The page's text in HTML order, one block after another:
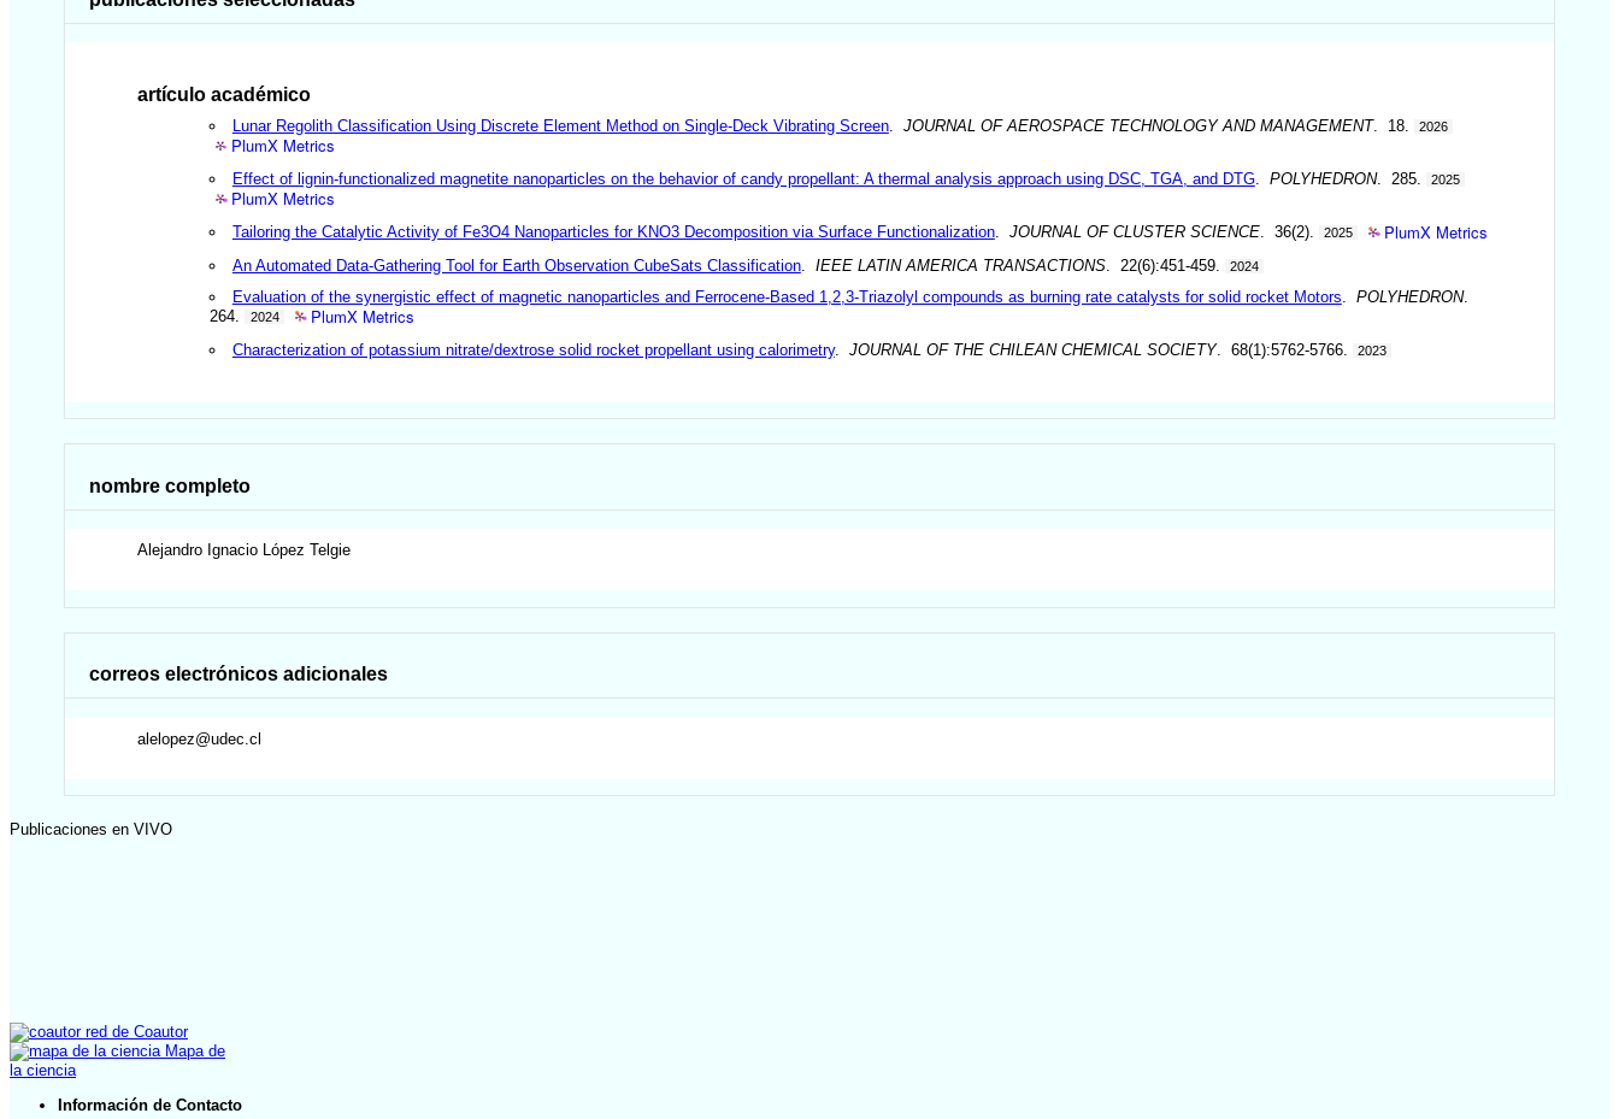
artículo académico
Lunar Regolith Classification Using Discrete Element Method on Single-Deck Vibrating Screen. JOURNAL OF AEROSPACE TECHNOLOGY AND MANAGEMENT. 18. 2026
PlumX Metrics
Effect of lignin-functionalized magnetite nanoparticles on the behavior of candy propellant: A thermal analysis approach using DSC, TGA, and DTG. POLYHEDRON. 285. 2025
PlumX Metrics
Tailoring the Catalytic Activity of Fe3O4 Nanoparticles for KNO3 Decomposition via Surface Functionalization. JOURNAL OF CLUSTER SCIENCE. 36(2). 2025 PlumX Metrics
An Automated Data-Gathering Tool for Earth Observation CubeSats Classification. IEEE LATIN AMERICA TRANSACTIONS. 22(6):451-459. 2024
Evaluation of the synergistic effect of magnetic nanoparticles and Ferrocene-Based 1,2,3-Triazolyl compounds as burning rate catalysts for solid rocket Motors POLYHEDRON.
264.
2024 PlumX Metrics
Characterization of potassium nitrate/dextrose solid rocket propellant using calorimetry. JOURNAL OF THE CHILEAN CHEMICAL SOCIETY. 68(1):5762-5766. 2023
nombre completo
Alejandro Ignacio López Telgie
correos electrónicos adicionales
alelopez@udec.cl
Publicaciones en VIVO
red de Coautor
Mapa de
la ciencia
Información de Contacto